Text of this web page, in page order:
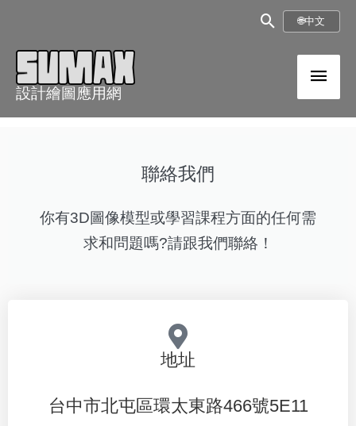
搜
🌐中文
設計繪圖應用網
主
選
聯絡我們
你有3D圖像模型或學習課程方面的任何需
求和問題嗎?請跟我們聯絡！
地址
台中市北屯區環太東路466號5E11